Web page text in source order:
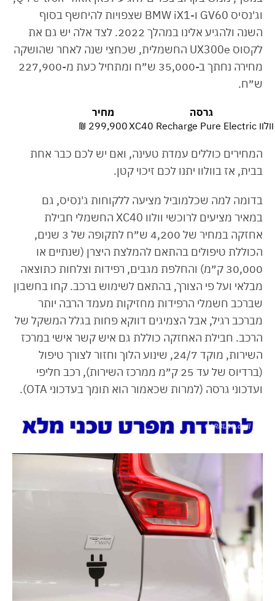
וג'נסיס GV60 ו-BMW iX1 שצפויות להיחשף בסוף
השנה ולהגיע אלינו במהלך 2022. לצד אלה יש גם את
לקסוס UX300e החשמלית, שכחצי שנה לאחר שהושקה
מחירה נחתך ב-35,000 ש״ח ומתחיל כעת מ-227,900
ש״ח.
גרסה
מחיר
וולוו XC40 Recharge Pure Electric
299,900 ₪
המחירים כוללים עמדת טעינה, ואם יש לכם כבר אחת
בבית, אז בוולוו יתנו לכם זיכוי קטן.
בדומה למה שכלמוביל מציעה ללקוחות ג'נסיס, גם
במאיר מציעים לרוכשי וולוו XC40 החשמלי חבילת
אחזקה במחיר של 4,200 ש״ח לתקופה של 3 שנים,
הכוללת טיפולים בהתאם להמלצת היצרן (שנתיים או
30,000 ק״מ) והחלפת מגבים, רפידות וצלחות כתוצאה
מבלאי ועל פי הצורך, בהתאם לשימוש ברכב. קחו בחשבון
שברכב חשמלי הרפידות מחזיקות מעמד הרבה יותר
מברכב רגיל, אבל הצמיגים דווקא פחות בגלל המשקל של
הרכב. חבילת האחזקה כוללת גם איש קשר אישי במרכז
השירות, מוקד 24/7, שינוע הלוך וחזור לצורך טיפול
(ברדיוס של עד 25 ק״מ ממרכז השירות), רכב חליפי
ועדכוני גרסה (למרות שכאמור הוא תומך בעדכוני OTA).